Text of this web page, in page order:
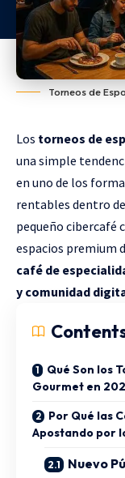
Torneos de
Los torneos de
una simple
en uno de los
rentables dentro
pequeño cibercafé
espacios premium
café de
y comunidad
Qué Son los
Gourmet en
Por Qué las
Apostando por
Nuevo